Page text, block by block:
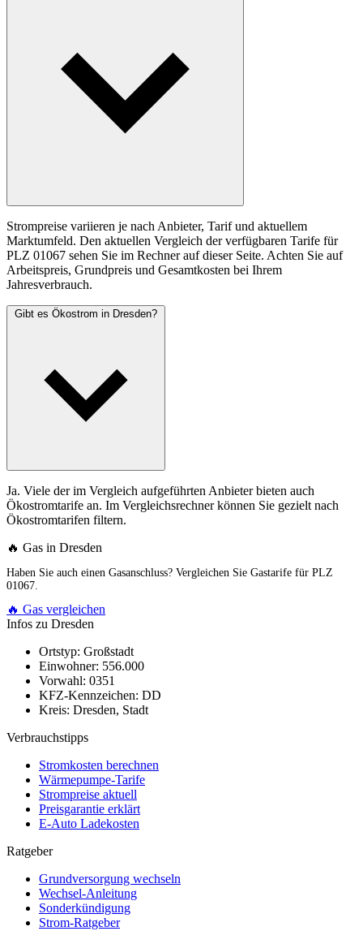
Strompreise variieren je nach Anbieter, Tarif und aktuellem
Marktumfeld. Den aktuellen Vergleich der verfügbaren Tarife für
PLZ 01067 sehen Sie im Rechner auf dieser Seite. Achten Sie auf
Arbeitspreis, Grundpreis und Gesamtkosten bei Ihrem
Jahresverbrauch.
Gibt es Ökostrom in Dresden?
Ja. Viele der im Vergleich aufgeführten Anbieter bieten auch
Ökostromtarife an. Im Vergleichsrechner können Sie gezielt nach
Ökostromtarifen filtern.
🔥 Gas in Dresden
Haben Sie auch einen Gasanschluss? Vergleichen Sie Gastarife für PLZ
01067.
🔥 Gas vergleichen
Infos zu Dresden
Ortstyp: Großstadt
Einwohner: 556.000
Vorwahl: 0351
KFZ-Kennzeichen: DD
Kreis: Dresden, Stadt
Verbrauchstipps
Stromkosten berechnen
Wärmepumpe-Tarife
Strompreise aktuell
Preisgarantie erklärt
E-Auto Ladekosten
Ratgeber
Grundversorgung wechseln
Wechsel-Anleitung
Sonderkündigung
Strom-Ratgeber